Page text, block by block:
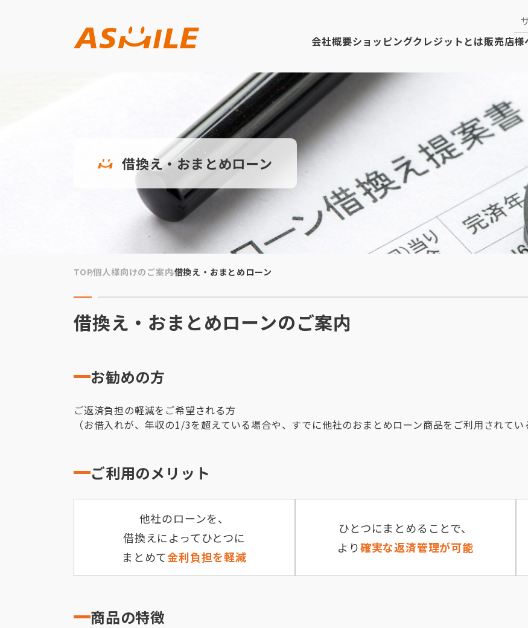
会社概要ショッピングクレジットとは販売店
借換え・おまとめローン
TOP個人様向けのご案内借換え・おまとめローン
借換え・おまとめローンのご案内
お勧めの方
ご返済負担の軽減をご希望される方
（お借入れが、年収の1/3を超えている場合や、すでに他社のおまとめローン商品をご利用されてい
ご利用のメリット
他社のローンを、
借換えによってひとつに
まとめて金利負担を軽減
ひとつにまとめることで、
より確実な返済管理が可能
商品の特徴